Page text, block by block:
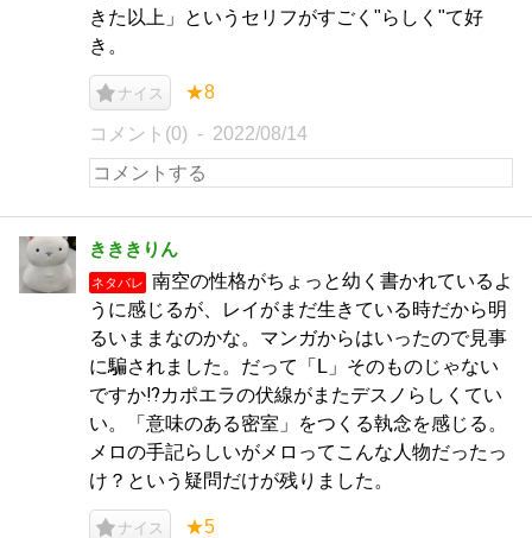
きた以上」というセリフがすごく"らしく"て好
き。
ナイス ★8
コメント(0) 2022/08/14
きききりん
ネタバレ
南空の性格がちょっと幼く書かれているよ
うに感じるが、レイがまだ生きている時だから明
るいままなのかな。マンガからはいったので見事
に騙されました。だって「L」そのものじゃない
ですか⁉︎カポエラの伏線がまたデスノらしくてい
い。「意味のある密室」をつくる執念を感じる。
メロの手記らしいがメロってこんな人物だったっ
け？という疑問だけが残りました。
ナイス ★5